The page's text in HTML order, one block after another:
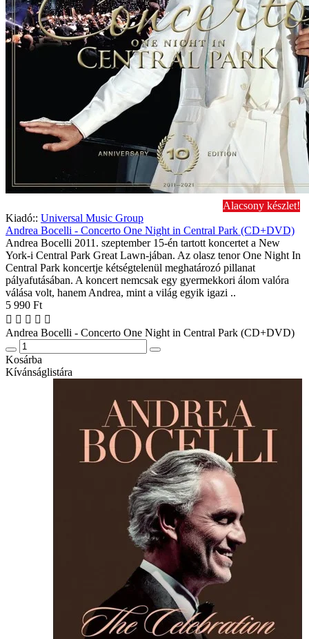
Alacsony készlet!
Kiadó:: Universal Music Group
Andrea Bocelli - Concerto One Night in Central Park (CD+DVD)
Andrea Bocelli 2011. szeptember 15-én tartott koncertet a New
York-i Central Park Great Lawn-jában. Az olasz tenor One Night In
Central Park koncertje kétségtelenül meghatározó pillanat
pályafutásában. A koncert nemcsak egy gyermekkori álom valóra
válása volt, hanem Andrea, mint a világ egyik igazi ..
5 990 Ft
Andrea Bocelli - Concerto One Night in Central Park (CD+DVD)
Kosárba
Kívánságlistára